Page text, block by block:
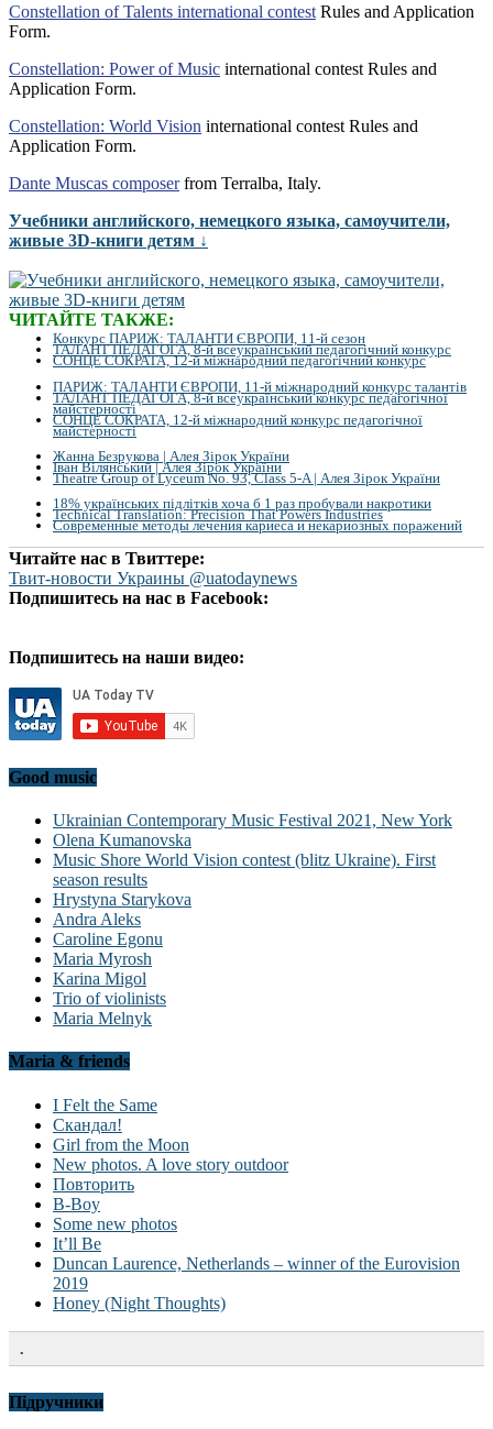
Constellation of Talents international contest Rules and Application
Form.
Constellation: Power of Music international contest Rules and
Application Form.
Constellation: World Vision international contest Rules and
Application Form.
Dante Muscas composerfrom Terralba, Italy.
Учебники английского, немецкого языка, самоучители,
живые 3D-книги детям ↓
ЧИТАЙТЕ ТАКЖЕ:
Конкурс ПАРИЖ: ТАЛАНТИ ЄВРОПИ, 11-й сезон
ТАЛАНТ ПЕДАГОГА, 8-й всеукраїнський педагогічний конкурс
СОНЦЕ СОКРАТА, 12-й міжнародний педагогічний конкурс
ПАРИЖ: ТАЛАНТИ ЄВРОПИ, 11-й міжнародний конкурс талантів
ТАЛАНТ ПЕДАГОГА, 8-й всеукраїнський конкурс педагогічної
майстерності
СОНЦЕ СОКРАТА, 12-й міжнародний конкурс педагогічної
майстерності
Жанна Безрукова | Алея Зірок України
Іван Вілянський | Алея Зірок України
Theatre Group of Lyceum No. 93, Class 5-A | Алея Зірок України
18% українських підлітків хоча б 1 раз пробували накротики
Technical Translation: Precision That Powers Industries
Современные методы лечения кариеса и некариозных поражений
Читайте нас в Твиттере:
Твит-новости Украины @uatodaynews
Подпишитесь на нас в Facebook:
Подпишитесь на наши видео:
Good music
Ukrainian Contemporary Music Festival 2021, New York
Olena Kumanovska
Music Shore World Vision contest (blitz Ukraine). First
season results
Hrystyna Starykova
Andra Aleks
Caroline Egonu
Maria Myrosh
Karina Migol
Trio of violinists
Maria Melnyk
Maria & friends
I Felt the Same
Скандал!
Girl from the Moon
New photos. A love story outdoor
Повторить
B-Boy
Some new photos
It’ll Be
Duncan Laurence, Netherlands – winner of the Eurovision
2019
Honey (Night Thoughts)
.
Підручники